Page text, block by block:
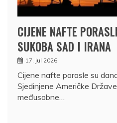
CIJENE NAFTE
SUKOBA SAD I IRANA
17. jul 2026.
Cijene nafte porasle su
Sjedinjene Američke
međusobne…